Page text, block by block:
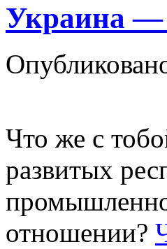
Украина —
Что же с
развитых
отношении?